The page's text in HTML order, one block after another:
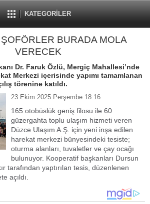
KATEGORİLER
ŞOFÖRLER BURADA MOLA
VERECEK
Dr. Faruk Özlü, Mergiç Mahallesi’nde
Merkezi içerisinde yapımı tamamlanan
törenine katıldı.
23 Ekim 2025 Perşembe 18:16
165 otobüslük geniş filosu ile 60
güzergahta toplu ulaşım hizmeti veren
Düzce Ulaşım A.Ş. için yeni inşa edilen
harekat merkezi bünyesindeki tesiste;
oturma alanları, tuvaletler ve çay ocağı
bulunuyor. Kooperatif başkanları Dursun
tarafından yaptırılan tesis, düzenlenen
açıldı.